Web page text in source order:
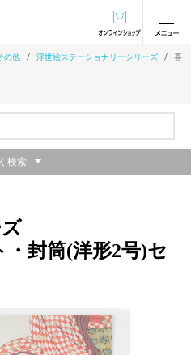
オンラインショ
の他 浮世絵ステーショナリーシリーズ
喜
封筒(洋形2号)セ
検索